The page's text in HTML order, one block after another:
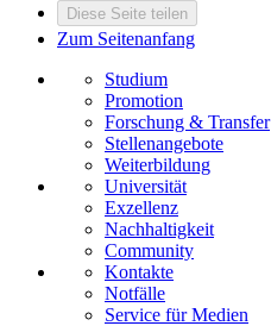
Diese Seite teilen
Zum Seitenanfang
Studium
Promotion
Forschung & Transfer
Stellenangebote
Weiterbildung
Universität
Exzellenz
Nachhaltigkeit
Community
Kontakte
Notfälle
Service für Medien